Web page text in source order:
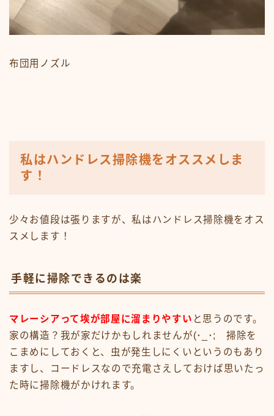
布団用ノズル
私はハンドレス掃除機をオススメしま
す！
少々お値段は張りますが、私はハンドレス掃除機をオス
スメします！
手軽に掃除できるのは楽
マレーシアって埃が部屋に溜まりやすい と思うのです。
家の構造？我が家だけかもしれませんが(･_･; 掃除を
こまめにしておくと、虫が発生しにくいというのもあり
ますし、コードレスなので充電さえしておけば思いたっ
た時に掃除機がかけれます。